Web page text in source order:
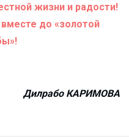
жизни и радости!
до «золотой
Дилрабо КАРИМОВА